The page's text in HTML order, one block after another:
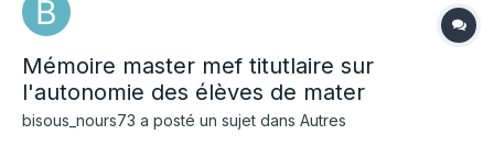
Mémoire master mef titutlaire sur
l'autonomie des élèves de mater
bisous_nours73 a posté un sujet dans Autres